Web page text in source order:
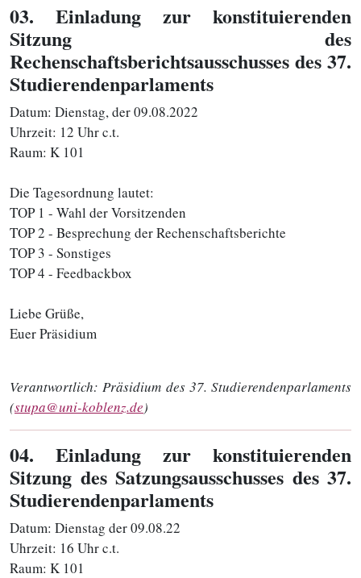
03. Einladung zur konstituierenden
Sitzung des
Rechenschaftsberichtsausschusses des 37.
Studierendenparlaments
Datum: Dienstag, der 09.08.2022
Uhrzeit: 12 Uhr c.t.
Raum: K 101
Die Tagesordnung lautet:
TOP 1 - Wahl der Vorsitzenden
TOP 2 - Besprechung der Rechenschaftsberichte
TOP 3 - Sonstiges
TOP 4 - Feedbackbox
Liebe Grüße,
Euer Präsidium
Verantwortlich: Präsidium des 37. Studierendenparlaments
(stupa@uni-koblenz.de)
04. Einladung zur konstituierenden
Sitzung des Satzungsausschusses des 37.
Studierendenparlaments
Datum: Dienstag der 09.08.22
Uhrzeit: 16 Uhr c.t.
Raum: K 101